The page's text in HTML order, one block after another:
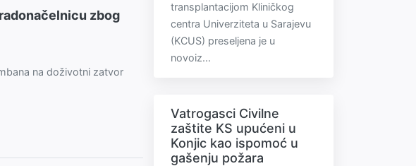
zbog
na doživotni zatvor
transplantacijom Kliničkog
centra Univerziteta u Sarajevu
(KCUS) preseljena je u
novoiz...
Vatrogasci Civilne
zaštite KS upućeni u
Konjic kao ispomoć u
gašenju požara